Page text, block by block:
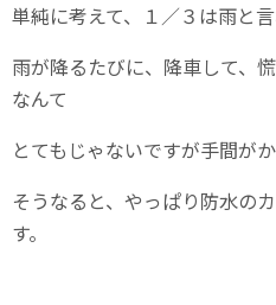
単純に考えて、１／３は雨と言
雨が降るたびに、降車して、
なんて
とてもじゃないですが手間がか
そうなると、やっぱり防水の
す。